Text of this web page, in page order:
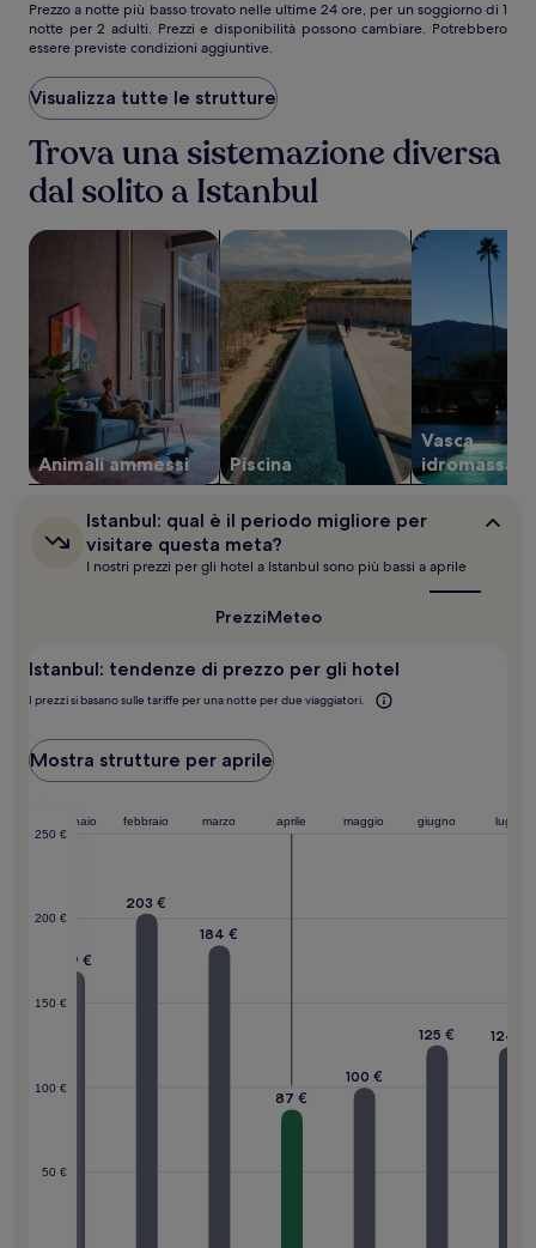
Prezzo
a
notte
più
basso
trovato
nelle
ultime
24
ore,
un
notte
per
2
adulti.
Prezzi
disponibilità
possono
Potrebbero
essere
previste
Prezzo a notte più basso trovato nelle ultime 24 ore, per un soggiorno di 1
notte per 2 adulti. Prezzi e disponibilità possono cambiare. Potrebbero
essere previste condizioni aggiuntive.
Visualizza tutte le strutture
Trova una sistemazione diversa
dal solito a Istanbul
Animali ammessi
cerca strutture che ammettono animali
Piscina
cerca strutture con piscina
Vasca
cerca
Istanbul:
qual
è
il
questa
Istanbul: qual è il periodo migliore per
visitare questa meta?
I nostri prezzi per gli hotel a Istanbul sono più bassi a aprile
PrezziMeteo
Istanbul: tendenze di prezzo per gli hotel
I prezzi si basano sulle tariffe per una notte per due viaggiatori.
Mostra strutture per aprile
50 €
100 €
150 €
200 €
250 €
gennaio febbraio marzo aprile maggio giugno luglio
169 €
203 €
184 €
87 €
100 €
125 € 124 €